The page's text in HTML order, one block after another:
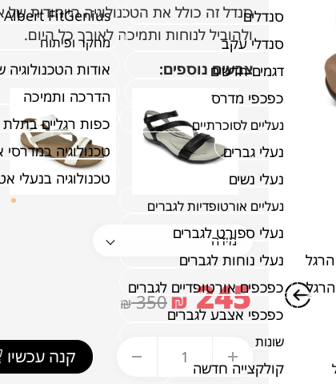
סנדלים
סנדלי עקב
דגמים חדשים
כפכפי מדרס
נעליים לסוכרתיים
נעלי גברים
נעלי נשים
נעליים אורטופדיות לגברים
נעלי ספורט לגברים
נעלי נוחות לגברים
כפכפים אורטופדיים לגברים
כפכפי אצבע לגברים
שונות
קולקצייה חדשה
Albert FitGenius
מחקר ופיתוח
אודות
הדרכה ותמיכה
כפות רגליים
טכנולוגיה
טכנולוגיה בנעלי
סנדל זה כולל את הטכנולוגיה הייחודית
ולהוביל לנוחות ותמיכה לאורך כל היום.
צבעים נוספים:
245
₪
350
₪
קנה עכשיו